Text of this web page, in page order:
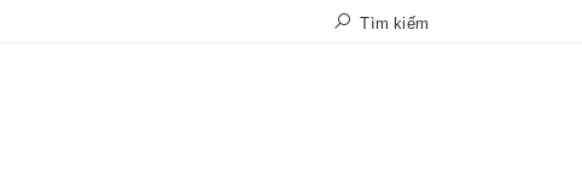
Tìm kiếm